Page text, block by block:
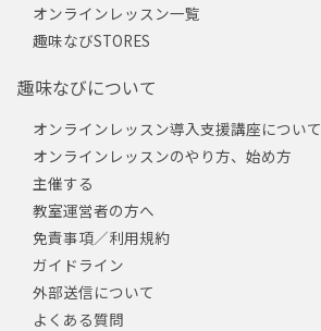
オンラインレッスン一覧
趣味なびSTORES
趣味なびについて
オンラインレッスン導入支援講座について
オンラインレッスンのやり方、始め方
主催する
教室運営者の方へ
免責事項／利用規約
ガイドライン
外部送信について
よくある質問